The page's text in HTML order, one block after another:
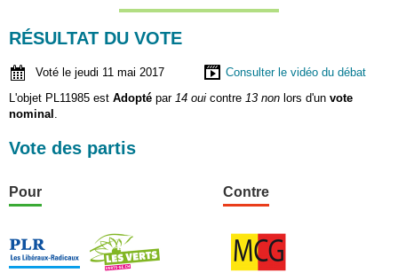
RÉSULTAT DU VOTE
Voté le jeudi 11 mai 2017
Consulter le vidéo du débat
L'objet PL11985 est Adopté par 14 oui contre 13 non lors d'un vote
nominal .
Vote des partis
Pour Contre